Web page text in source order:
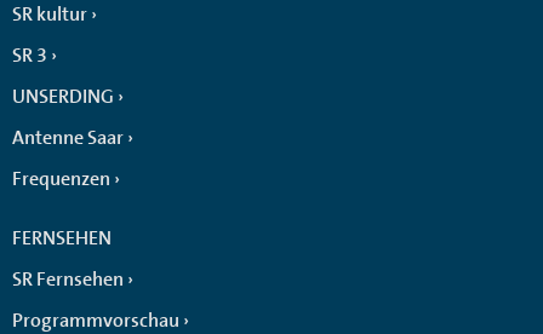
SR kultur
SR 3
UNSERDING
Antenne Saar
Frequenzen
FERNSEHEN
SR Fernsehen
Programmvorschau